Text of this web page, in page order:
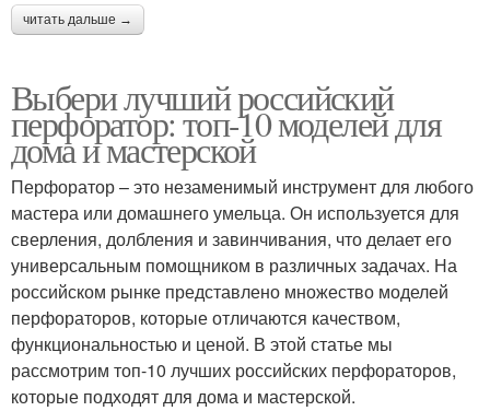
читать дальше →
Выбери лучший российский
перфоратор: топ-10 моделей для
дома и мастерской
Перфоратор – это незаменимый инструмент для любого
мастера или домашнего умельца. Он используется для
сверления, долбления и завинчивания, что делает его
универсальным помощником в различных задачах. На
российском рынке представлено множество моделей
перфораторов, которые отличаются качеством,
функциональностью и ценой. В этой статье мы
рассмотрим топ-10 лучших российских перфораторов,
которые подходят для дома и мастерской.